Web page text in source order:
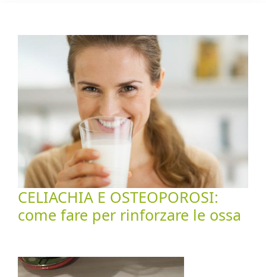
CELIACHIA E OSTEOPOROSI:
come fare per rinforzare le ossa